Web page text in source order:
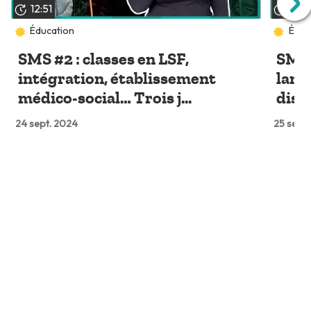
12:51
Éducation
SMS #2 : classes en LSF,
intégration, établissement
médico-social… Trois j...
24 sept. 2024 25